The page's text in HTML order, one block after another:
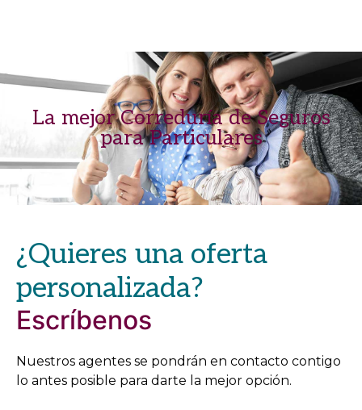
La mejor Correduría de Seguros
para Particulares
¿Quieres una oferta
personalizada?
Escríbenos
Nuestros agentes se pondrán en contacto contigo
lo antes posible para darte la mejor opción.